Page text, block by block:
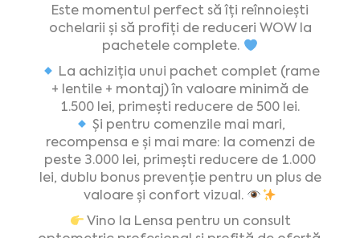
Este momentul perfect să îți reînnoiești
ochelarii și să profiți de reduceri WOW la
pachetele complete.
La achiziția unui pachet complet (rame
+ lentile + montaj) în valoare minimă de
1.500 lei, primești reducere de 500 lei.
Și pentru comenzile mai mari,
recompensa e și mai mare: la comenzi de
peste 3.000 lei, primești reducere de 1.000
lei, dublu bonus prevenție pentru un plus de
valoare și confort vizual.
Vino la Lensa pentru un consult